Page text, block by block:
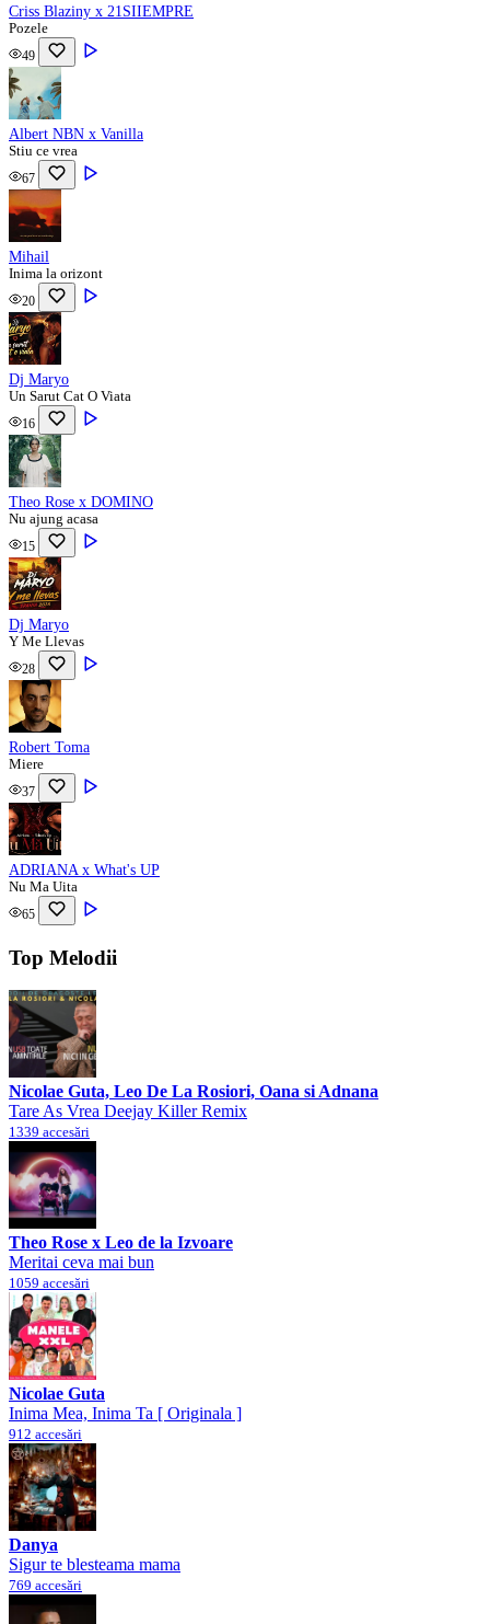
Criss Blaziny x 21SIIEMPRE
Pozele
49
Albert NBN x Vanilla
Stiu ce vrea
67
Mihail
Inima la orizont
20
Dj Maryo
Un Sarut Cat O Viata
16
Theo Rose x DOMINO
Nu ajung acasa
15
Dj Maryo
Y Me Llevas
28
Robert Toma
Miere
37
ADRIANA x What's UP
Nu Ma Uita
65
Top Melodii
Nicolae Guta, Leo De La Rosiori, Oana si Adnana
Tare As Vrea Deejay Killer Remix
1339 accesări
Theo Rose x Leo de la Izvoare
Meritai ceva mai bun
1059 accesări
Nicolae Guta
Inima Mea, Inima Ta [ Originala ]
912 accesări
Danya
Sigur te blesteama mama
769 accesări